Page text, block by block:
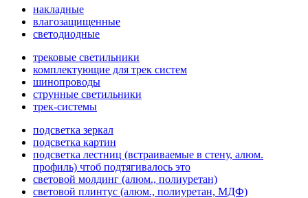
накладные
влагозащищенные
светодиодные
трековые светильники
комплектующие для трек систем
шинопроводы
струнные светильники
трек-системы
подсветка зеркал
подсветка картин
подсветка лестниц (встраиваемые в стену, алюм.
профиль) чтоб подтягивалось это
световой молдинг (алюм., полиуретан)
световой плинтус (алюм., полиуретан, МДФ)